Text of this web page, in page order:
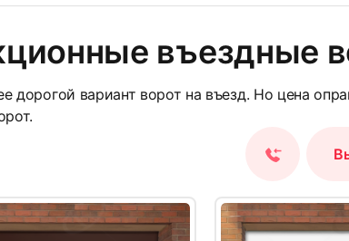
17
въездные
дорогой вариант ворот на въезд. Но цена